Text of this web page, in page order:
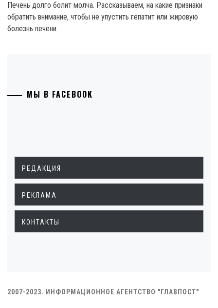
Печень долго болит молча. Рассказываем, на какие признаки
обратить внимание, чтобы не упустить гепатит или жировую
болезнь печени.
МЫ В FACEBOOK
РЕДАКЦИЯ
РЕКЛАМА
КОНТАКТЫ
2007-2023. ИНФОРМАЦИОННОЕ АГЕНТСТВО "ГЛАВПОСТ"